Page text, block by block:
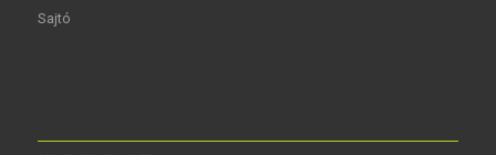
Sajtó